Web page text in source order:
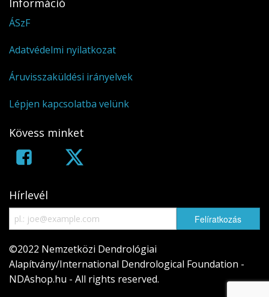
ÁSzF
Adatvédelmi nyilatkozat
Áruvisszaküldési irányelvek
Lépjen kapcsolatba velünk
Kövess minket
Hírlevél
©2022 Nemzetközi Dendrológiai
Alapítvány/International Dendrological Foundation -
NDAshop.hu - All rights reserved.